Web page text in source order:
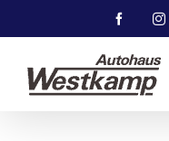
Facebook